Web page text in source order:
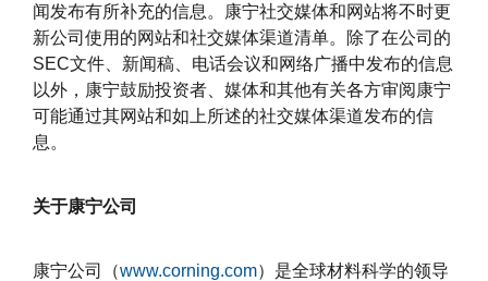
闻发布有所补充的信息。康宁社交媒体和网站将不时更
新公司使用的网站和社交媒体渠道清单。除了在公司的
SEC文件、新闻稿、电话会议和网络广播中发布的信息
以外，康宁鼓励投资者、媒体和其他有关各方审阅康宁
可能通过其网站和如上所述的社交媒体渠道发布的信
息。
关于康宁公司
康宁公司（www.corning.com）是全球材料科学的领导